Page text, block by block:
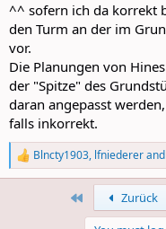
^^ sofern ich da korrekt
den Turm an der im
vor.
Die Planungen von
der "Spitze" des
daran angepasst
falls inkorrekt.
R
e
Blncty1903, lfniedererand
Zurück